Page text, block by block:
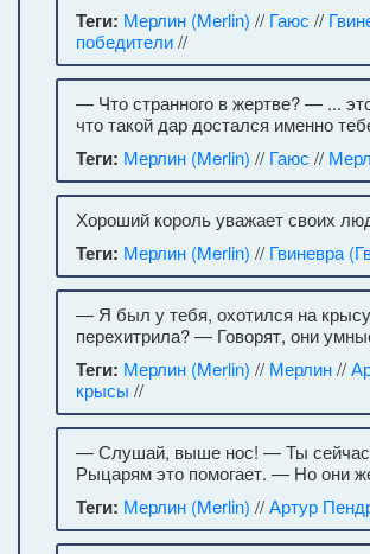
Теги: Мерлин (Merlin) // Гаюс //
победители//
— Что странного в жертве? — ...
что такой дар достался именно
Теги: Мерлин (Merlin) // Гаюс //
Хороший король уважает своих
Теги: Мерлин (Merlin) // Гвиневра
— Я был у тебя, охотился на
перехитрила? — Говорят, они
Теги: Мерлин (Merlin) // Мерлин//
крысы //
— Слушай, выше нос! — Ты сейчас
Рыцарям это помогает. — Но они
Теги: Мерлин (Merlin) //Артур